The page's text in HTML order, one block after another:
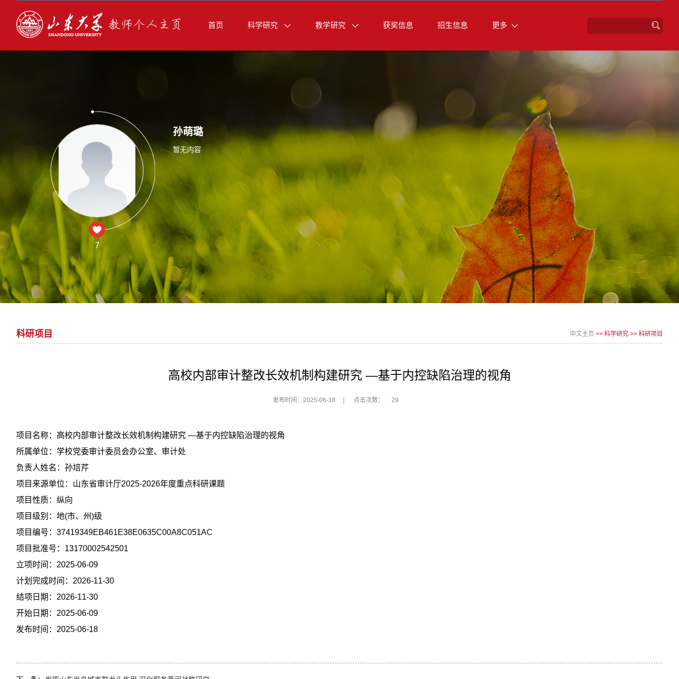
首页 科学研究 教学研究 获奖信息 招生信息 更多
7
孙萌璐
暂无内容
科研项目 中文主页 >> 科学研究 >> 科研项目
高校内部审计整改长效机制构建研究 —基于内控缺陷治理的视角
发布时间：2025-06-18 点击次数： 29
项目名称：高校内部审计整改长效机制构建研究 —基于内控缺陷治理的视角
所属单位：学校党委审计委员会办公室、审计处
负责人姓名：孙培芹
项目来源单位：山东省审计厅2025-2026年度重点科研课题
项目性质：纵向
项目级别：地(市、州)级
项目编号：37419349EB461E38E0635C00A8C051AC
项目批准号：13170002542501
立项时间：2025-06-09
计划完成时间：2026-11-30
结项日期：2026-11-30
开始日期：2025-06-09
发布时间：2025-06-18